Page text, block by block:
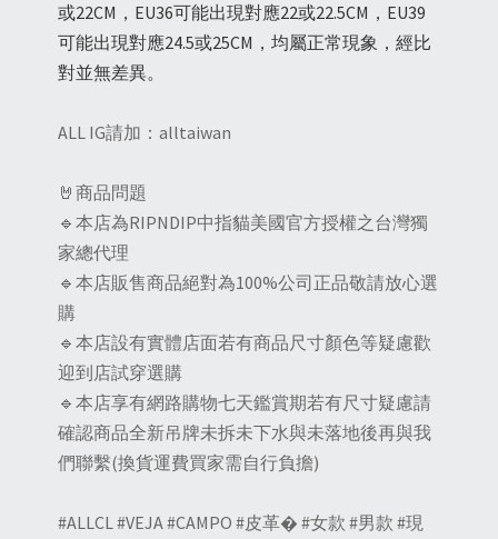
或22CM，EU36可能出現對應22或22.5CM，EU39
可能出現對應24.5或25CM，均屬正常現象，經比
對並無差異。
ALL IG請加：alltaiwan
🤘商品問題
🔹本店為RIPNDIP中指貓美國官方授權之台灣獨
家總代理
🔹本店販售商品絕對為100%公司正品敬請放心選
購
🔹本店設有實體店面若有商品尺寸顏色等疑慮歡
迎到店試穿選購
🔹本店享有網路購物七天鑑賞期若有尺寸疑慮請
確認商品全新吊牌未拆未下水與未落地後再與我
們聯繫(換貨運費買家需自行負擔)
#ALLCL #VEJA #CAMPO #皮革� #女款 #男款 #現